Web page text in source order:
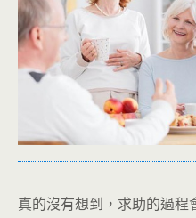
真的沒有想到，求助的過程